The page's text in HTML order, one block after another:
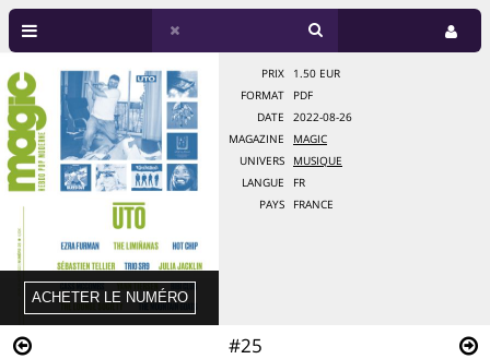
#25
PRIX
1.50 EUR
FORMAT
PDF
DATE
2022-08-26
MAGAZINE
MAGIC
UNIVERS
MUSIQUE
LANGUE
FR
PAYS
FRANCE